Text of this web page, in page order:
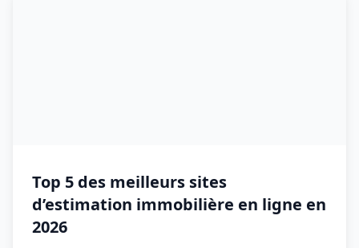
Top 5 des meilleurs sites
d’estimation immobilière en ligne en
2026